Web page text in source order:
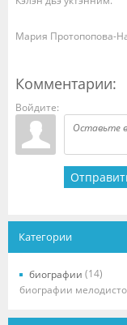
Мария Протопопова-
Комментарии:
Войдите:
Категории
биографии (14)
биографии